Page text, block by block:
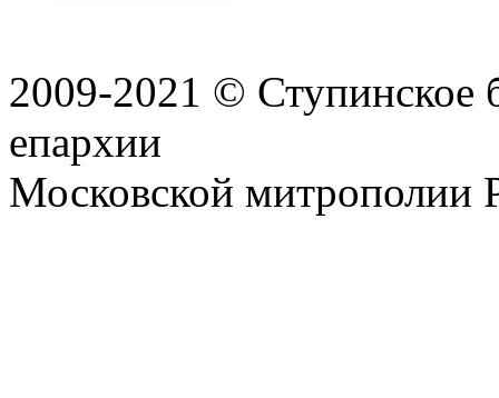
2009-2021 © Ступинское
епархии
Московской митрополии